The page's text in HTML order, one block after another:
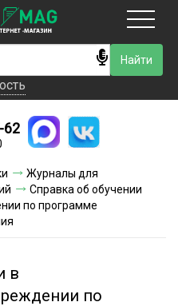
оплаты
62
Журналы для
Справка об обучении
по программе
в
по